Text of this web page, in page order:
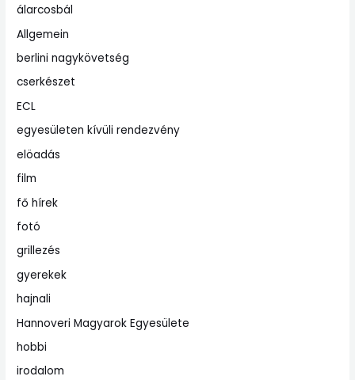
álarcosbál
Allgemein
berlini nagykövetség
cserkészet
ECL
egyesületen kívüli rendezvény
elöadás
film
fő hírek
fotó
grillezés
gyerekek
hajnali
Hannoveri Magyarok Egyesülete
hobbi
irodalom